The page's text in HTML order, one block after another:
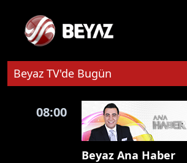
Beyaz TV'de Bugün
08:00
Beyaz Ana Haber